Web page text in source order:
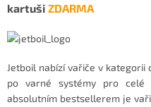
kartuši ZDARMA
Jetboil nabízí vařiče v
po varné systémy pro celé
absolutním bestsellerem je